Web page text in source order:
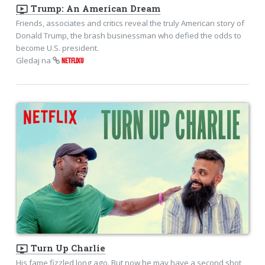
ondemand_video Trump: An American Dream
Friends, associates and critics reveal the truly American story of
Donald Trump, the brash businessman who defied the odds to
become U.S. president.
Gledaj na
NETFLIXU
ondemand_video Turn Up Charlie
His fame fizzled long ago. But now he may have a second shot